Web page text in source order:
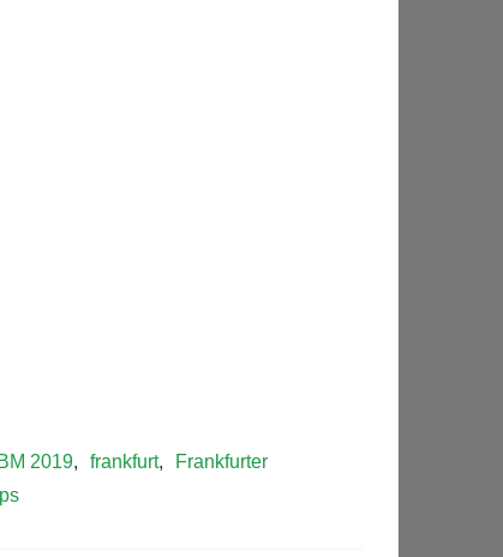
2019, frankfurt,
Frankfurter